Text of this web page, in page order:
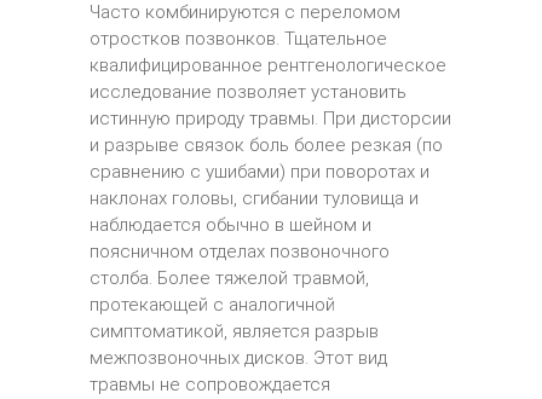
Часто комбинируются с переломом
отростков позвонков. Тщательное
квалифицированное рентгенологическое
исследование позволяет установить
истинную природу травмы. При дисторсии
и разрыве связок боль более резкая (по
сравнению с ушибами) при поворотах и
наклонах головы, сгибании туловища и
наблюдается обычно в шейном и
поясничном отделах позвоночного
столба. Более тяжелой травмой,
протекающей с аналогичной
симптоматикой, является разрыв
межпозвоночных дисков. Этот вид
травмы не сопровождается